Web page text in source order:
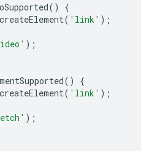
()
{
createElement( 'link' );
);
()
{
createElement( 'link' );
);